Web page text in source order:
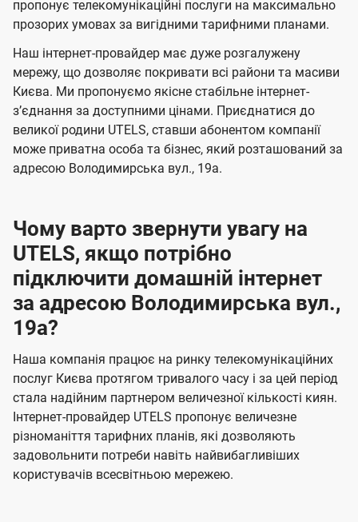
ї
U
t
e
l
s
а
ч
е
н
н
я
а
ч
е
н
н
я
пропонує телекомунікаційні послуги на максимально
прозорих умовах за вигідними тарифними планами.
Наш інтернет-провайдер має дуже розгалужену
мережу, що дозволяє покривати всі райони та масиви
Києва. Ми пропонуємо якісне стабільне інтернет-
зʼєднання за доступними цінами. Приєднатися до
великої родини UTELS, ставши абонентом компанії
може приватна особа та бізнес, який розташований за
адресою Володимирська вул., 19а.
Чому варто звернути увагу на
UTELS, якщо потрібно
підключити домашній інтернет
за адресою Володимирська вул.,
19а?
Наша компанія працює на ринку телекомунікаційних
послуг Києва протягом тривалого часу і за цей період
стала надійним партнером величезної кількості киян.
Інтернет-провайдер UTELS пропонує величезне
різноманіття тарифних планів, які дозволяють
задовольнити потреби навіть найвибагливіших
користувачів всесвітньою мережею.